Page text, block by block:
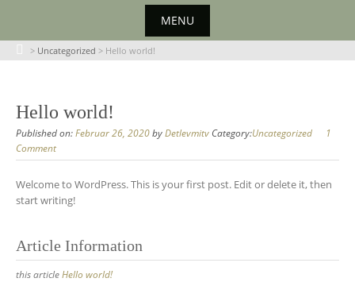
content
MENU
> Uncategorized > Hello world!
Hello world!
Published on:Februar 26, 2020byDetlevmitv Category:Uncategorized
1
Comment
Welcome to WordPress. This is your first post. Edit or delete it, then
start writing!
Article Information
this articleHello world!